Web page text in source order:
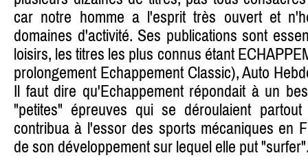
car notre homme a l'esprit très ouvert et
domaines d'activité. Ses publications sont
loisirs, les titres les plus connus étant
prolongement Echappement Classic), Auto
Il faut dire qu'Echappement répondait à un
"petites" épreuves qui se déroulaient
contribua à l'essor des sports mécaniques en
de son développement sur lequel elle put